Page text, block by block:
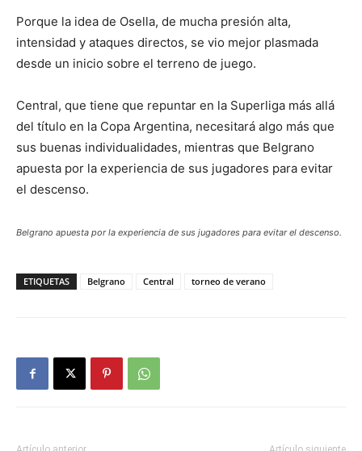
Porque la idea de Osella, de mucha presión alta,
intensidad y ataques directos, se vio mejor plasmada
desde un inicio sobre el terreno de juego.
Central, que tiene que repuntar en la Superliga más allá
del título en la Copa Argentina, necesitará algo más que
sus buenas individualidades, mientras que Belgrano
apuesta por la experiencia de sus jugadores para evitar
el descenso.
Belgrano apuesta por la experiencia de sus jugadores para evitar el descenso.
ETIQUETAS Belgrano Central torneo de verano